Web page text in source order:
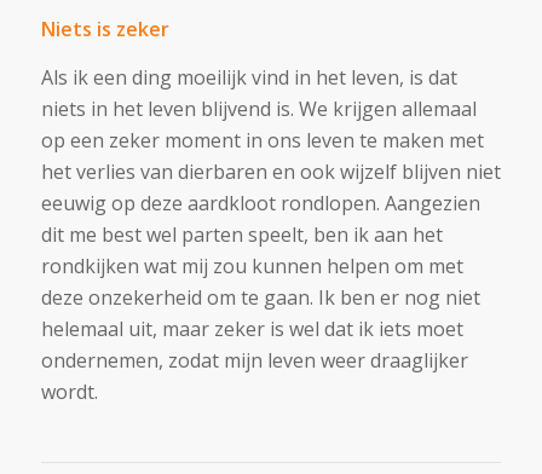
Niets is zeker
Als ik een ding moeilijk vind in het leven, is dat
niets in het leven blijvend is. We krijgen allemaal
op een zeker moment in ons leven te maken met
het verlies van dierbaren en ook wijzelf blijven niet
eeuwig op deze aardkloot rondlopen. Aangezien
dit me best wel parten speelt, ben ik aan het
rondkijken wat mij zou kunnen helpen om met
deze onzekerheid om te gaan. Ik ben er nog niet
helemaal uit, maar zeker is wel dat ik iets moet
ondernemen, zodat mijn leven weer draaglijker
wordt.